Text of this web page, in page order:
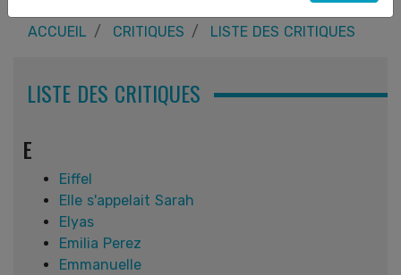
ACCUEIL CRITIQUES LISTE DES CRITIQUES
LISTE DES CRITIQUES
E
Eiffel
Elle s'appelait Sarah
Elyas
Emilia Perez
Emmanuelle